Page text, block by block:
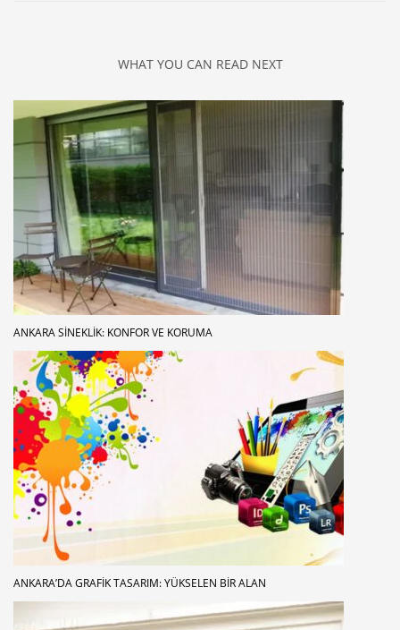
WHAT YOU CAN READ NEXT
ANKARA SINEKLIK: KONFOR VE KORUMA
ANKARA’DA GRAFIK TASARIM: YÜKSELEN BIR ALAN